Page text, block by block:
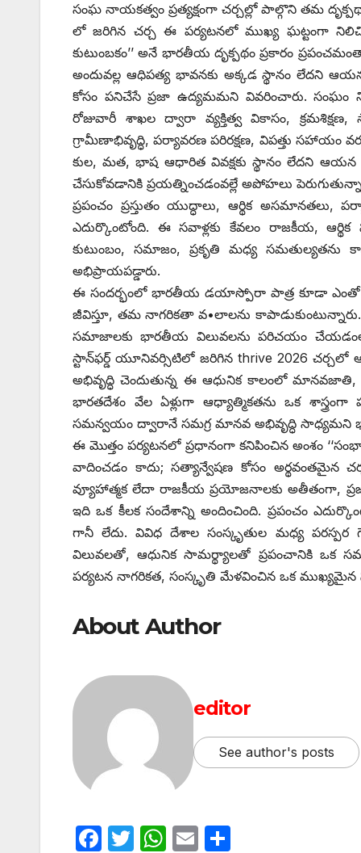
సంఘ నాయకత్వం ప్రత్యక్షంగా చర్చల్లో పాల్గొని తమ
లో జరిగిన చర్చ ఈ పర్యటనలో ముఖ్య ఘట్టంగా
కుటుంబకం’’ అనే భారతీయ దృక్పథం ప్రకారం
అందువల్ల ఆధిపత్య భావనకు అక్కడ స్థానం లేదని
కోసం పనిచేసే ప్రజా ఉద్యమమని వివరించారు. సంఘం
రోజువారీ శాఖల ద్వారా వ్యక్తిత్వ వికాసం,
గ్రామీణాభివృద్ధి, పర్యావరణ పరిరక్షణ, విపత్తు సహాయం
కుల, మత, భాష ఆధారిత వివక్షకు స్థానం లేదని
చేసుకోవడానికి ప్రయత్నించడంవల్లే అపోహలు
ప్రపంచం ప్రస్తుతం యుద్ధాలు, ఆర్థిక అసమానతలు,
ఎదుర్కొంటోంది. ఈ సవాళ్లకు కేవలం రాజకీయ,
కుటుంబం, సమాజం, ప్రకృతి మధ్య
అభిప్రాయపడ్డారు.
ఈ సందర్భంలో భారతీయ డయాస్పోరా పాత్ర కూడా ఎంతో
జీవిస్తూ, తమ నాగరికతా వ•లాలను
సమాజాలకు భారతీయ విలువలను పరిచయం
స్టాన్‌ఫర్డ్ ‌యూనివర్సిటిలో జరిగిన thrive 2026
అభివృద్ధి చెందుతున్న ఈ ఆధునిక కాలంలో మానవజాతి,
భారతదేశం వేల ఏళ్లుగా ఆధ్యాత్మికతను ఒక శాస్త్రంగా
సమన్వయం ద్వారానే సమగ్ర మానవ అభివృద్ధి సాధ్యమని
ఈ మొత్తం పర్యటనలో ప్రధానంగా కనిపించిన అంశం
వాదించడం కాదు; సత్యాన్వేషణ కోసం అర్థవంతమైన
వ్యూహాత్మక లేదా రాజకీయ ప్రయోజనాలకు అతీతంగా,
ఇది ఒక కీలక సందేశాన్ని అందించింది. ప్రపంచం
గానీ లేదు. వివిధ దేశాల సంస్కృతుల మధ్య
విలువలతో, ఆధునిక సామర్థ్యాలతో ప్రపంచానికి ఒక
పర్యటన నాగరికత, సంస్కృతి మేళవించిన ఒక
About Author
editor
See author's posts
F
T
W E